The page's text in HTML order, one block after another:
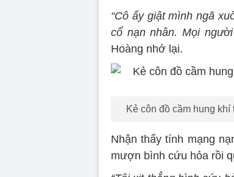
“Cô ấy giật mình ngã
cổ nạn nhân. Mọi
Hoàng nhớ lại.
Kẻ côn đồ cầm hung
Nhận thấy tính mạng
mượn bình cứu hỏa rồi